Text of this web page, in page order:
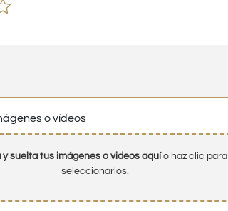
o vídeos
suelta tus imágenes o videos aquío haz clic para
seleccionarlos.